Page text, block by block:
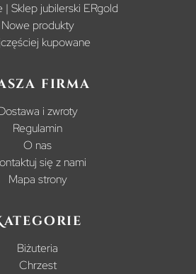
| Sklep jubilerski ERgold
Nowe produkty
kupowane
firma
i zwroty
Regulamin
O nas
się z nami
Mapa strony
Biżuteria
Chrzest